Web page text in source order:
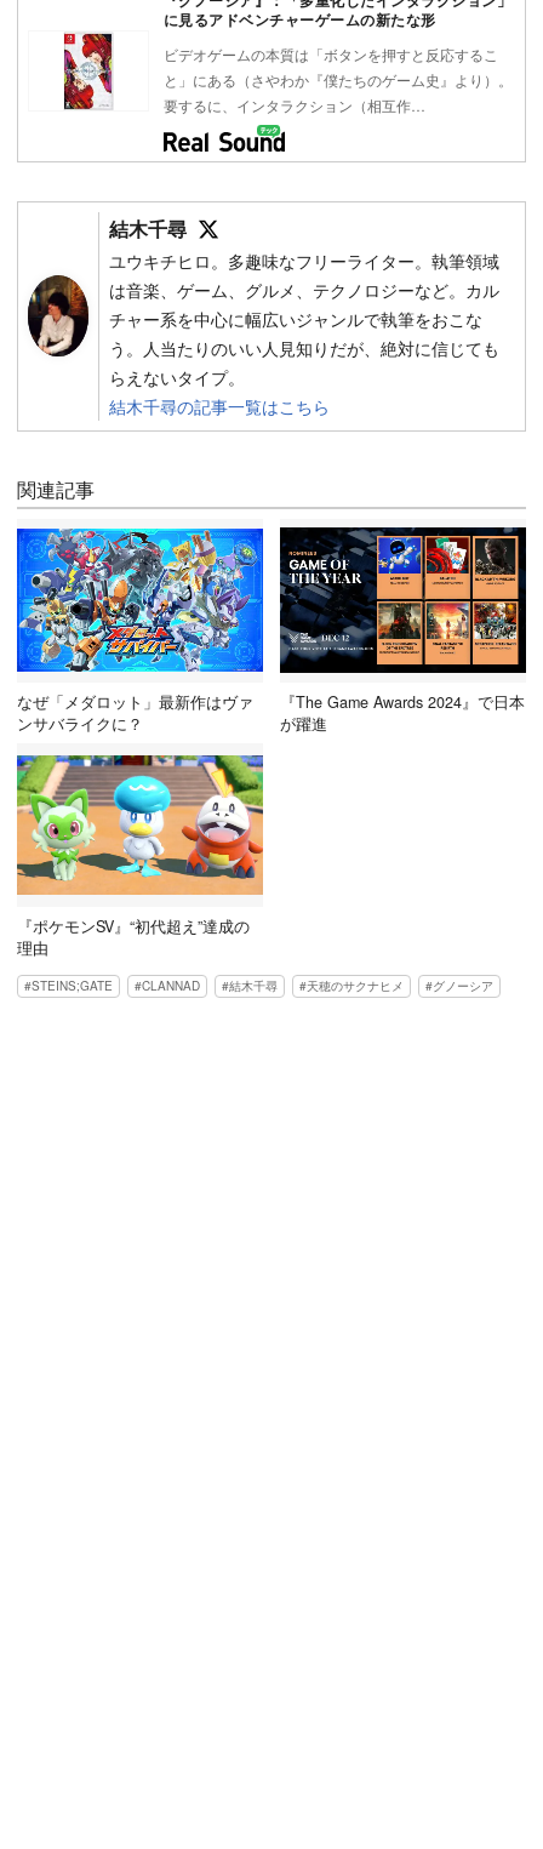
に見るアドベンチャーゲームの新たな形
ビデオゲームの本質は「ボタンを押すと反応するこ
と」にある（さやわか『僕たちのゲーム史』より）。
要するに、インタラクション（相互作…
結木千尋
ユウキチヒロ。多趣味なフリーライター。執筆領域
は音楽、ゲーム、グルメ、テクノロジーなど。カル
チャー系を中心に幅広いジャンルで執筆をおこな
う。人当たりのいい人見知りだが、絶対に信じても
らえないタイプ。
結木千尋の記事一覧はこちら
関連記事
なぜ「メダロット」最新作はヴァ
ンサバライクに？
『The Game Awards 2024』で日本
が躍進
『ポケモンSV』“初代超え”達成の
理由
STEINS;GATE CLANNAD 結木千尋 天穂のサクナヒメ グノーシア